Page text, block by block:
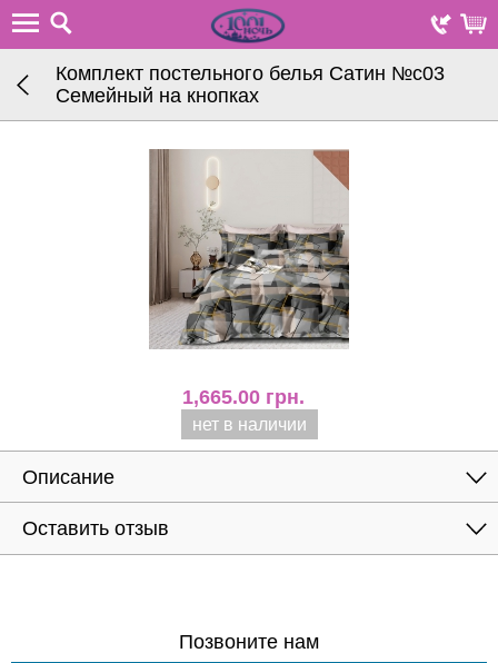
Комплект постельного белья Сатин №с03
Семейный на кнопках
1,665.00 грн.
нет в наличии
Описание
Оставить отзыв
Позвоните нам